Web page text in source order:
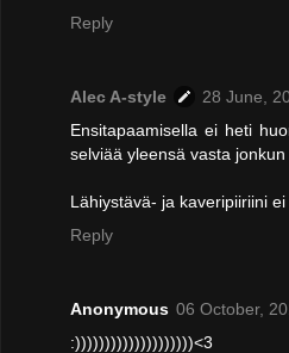
Reply
Alec A-style
28 June,
Ensitapaamisella ei heti
selviää yleensä vasta jonkun
Lähiystävä- ja kaveripiiriini
Reply
Anonymous 06 October,
:))))))))))))))))))))<3